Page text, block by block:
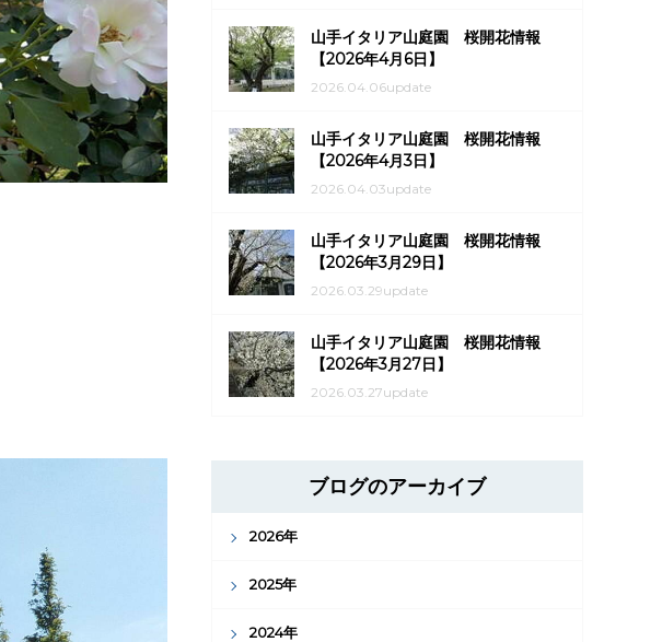
山手イタリア山庭園 桜開花情報
【2026年4月6日】
2026.04.06update
山手イタリア山庭園 桜開花情報
【2026年4月3日】
2026.04.03update
山手イタリア山庭園 桜開花情報
【2026年3月29日】
2026.03.29update
山手イタリア山庭園 桜開花情報
【2026年3月27日】
2026.03.27update
ブログのアーカイブ
2026年
2025年
2024年